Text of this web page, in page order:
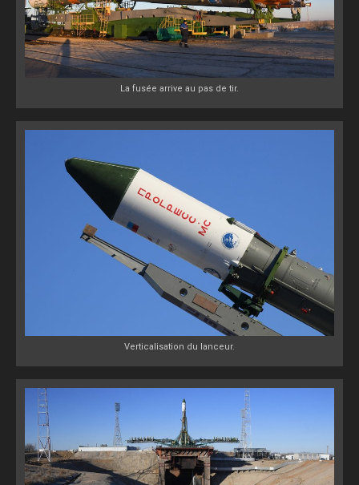
La fusée arrive au pas de tir.
Verticalisation du lanceur.